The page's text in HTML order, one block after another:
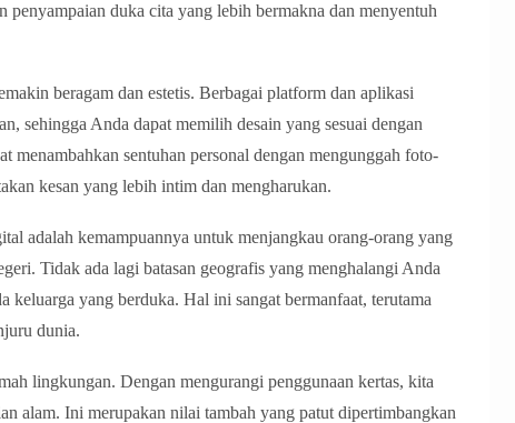
duka cita yang lebih bermakna dan menyentuh
beragam dan estetis. Berbagai platform dan aplikasi
sehingga Anda dapat memilih desain yang sesuai dengan
menambahkan sentuhan personal dengan mengunggah foto-
kesan yang lebih intim dan mengharukan.
adalah kemampuannya untuk menjangkau orang-orang yang
Tidak ada lagi batasan geografis yang menghalangi Anda
keluarga yang berduka. Hal ini sangat bermanfaat, terutama
dunia.
lingkungan. Dengan mengurangi penggunaan kertas, kita
alam. Ini merupakan nilai tambah yang patut dipertimbangkan